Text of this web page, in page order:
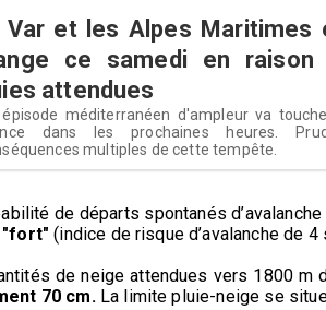
Var et les Alpes Maritimes
ce samedi en
attendues
épisode méditerranéen d'ampleur va
dans les prochaines heures.
multiples de cette tempête.
de départs spontanés
"fort" (indice de risque d’avalanche de 4
de neige attendues vers 1800 m
70 cm.La limite pluie-neige se